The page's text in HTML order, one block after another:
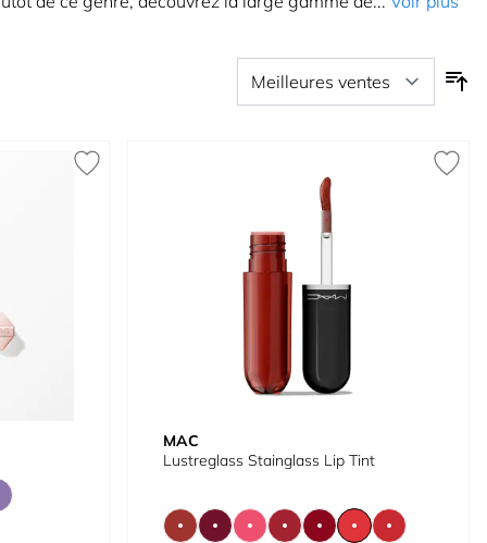
MAC
Lustreglass Stainglass Lip Tint